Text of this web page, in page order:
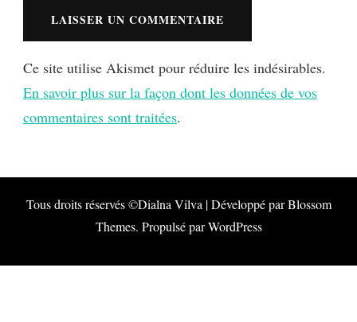
Ce site utilise Akismet pour réduire les indésirables.
En savoir plus sur la façon dont les données de vos
commentaires sont traitées.
Tous droits réservés ©Dialna Vilva | Développé parBlossom
Themes. Propulsé parWordPress